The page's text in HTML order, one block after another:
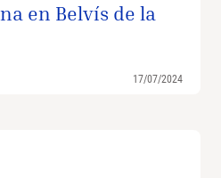
en Belvís de la
17/07/2024